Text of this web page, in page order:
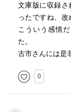
文庫版に収録さ
ったですね、
こういう感情
た。
古市さんには是
0